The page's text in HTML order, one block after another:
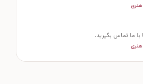
هنری
ما تماس بگیرید.
هنری